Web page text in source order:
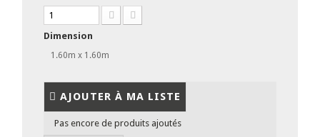
Dimension
1.60m x 1.60m
AJOUTER À MA LISTE
Pas encore de produits ajoutés